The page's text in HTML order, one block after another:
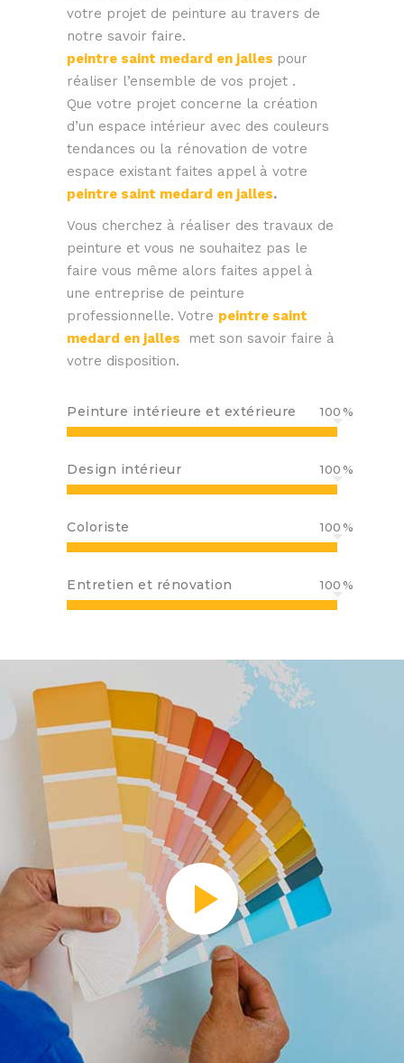
votre projet de peinture au travers de
notre savoir faire.
peintre saint medard en jalles pour
réaliser l’ensemble de vos projet .
Que votre projet concerne la création
d’un espace intérieur avec des couleurs
tendances ou la rénovation de votre
espace existant faites appel à votre
peintre saint medard en jalles.
Vous cherchez à réaliser des travaux de
peinture et vous ne souhaitez pas le
faire vous même alors faites appel à
une entreprise de peinture
professionnelle. Votre peintre saint
medard en jalles
met son savoir faire à
votre disposition.
Peinture intérieure et extérieure 100
Design intérieur 100
Coloriste 100
Entretien et rénovation 100